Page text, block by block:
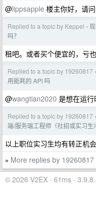
@lippsapple 楼主你好，请
Replied to a topic by Keppel ›
吗？
租吧。或者买个便宜的，亏也
Replied to a topic by 19260817 ›
用能耗的 API 吗
@wangtian2020 是想在运
Replied to a topic by 19260817 ›
端/服务端工程师（社招或实习生
以上职位实习生均有转正机会
» More replies by 19260817
© 2026 V2EX · 61ms ·